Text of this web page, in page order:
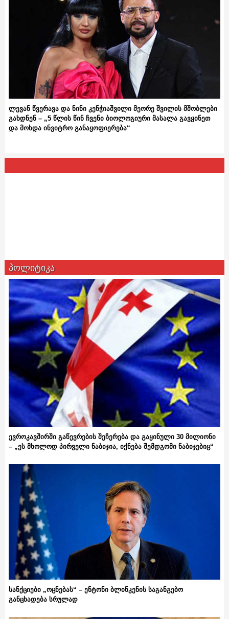
ლევან წვერავა და ნინი კენჭიაშვილი მეორე შვილის მშობლები
გახდნენ – „5 წლის წინ ჩვენი ბიოლოგიური მასალა გავყინეთ
და მოხდა ინვიტრო განაყოფიერება“
პოლიტიკა
ევროკავშირში გაწევრების შეჩერება და გაყინული 30 მილიონი
– „ეს მხოლოდ პირველი ნაბიჯია, იქნება შემდგომი ნაბიჯებიც“
სანქციები „ოცნებას“ – ენტონი ბლინკენის საგანგებო
განცხადება სრულად